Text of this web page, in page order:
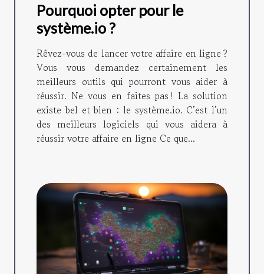
Pourquoi opter pour le
système.io ?
Rêvez-vous de lancer votre affaire en ligne ?
Vous vous demandez certainement les
meilleurs outils qui pourront vous aider à
réussir. Ne vous en faites pas ! La solution
existe bel et bien : le système.io. C’est l’un
des meilleurs logiciels qui vous aidera à
réussir votre affaire en ligne Ce que...